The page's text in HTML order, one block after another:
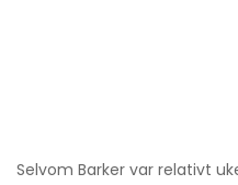
Selvom Barker var relativt